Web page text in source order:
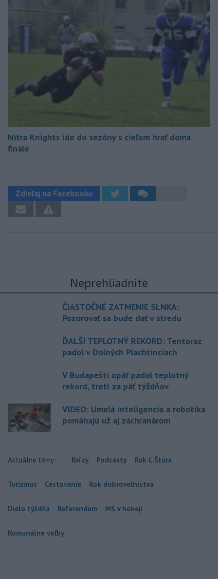
Nitra Knights ide do sezóny s cieľom hrať doma
finále
Zdieľaj na Facebooku
Neprehliadnite
ČIASTOČNÉ ZATMENIE SLNKA:
Pozorovať sa bude dať v stredu
ĎALŠÍ TEPLOTNÝ REKORD: Tentoraz
padol v Dolných Plachtinciach
V Budapešti opäť padol teplotný
rekord, tretí za päť týždňov
VIDEO: Umelá inteligencia a robotika
pomáhajú už aj záchranárom
Aktuálne témy: Kvízy Podcasty Rok Ľ.Štúra
Turizmus Cestovanie Rok dobrovoľníctva
Dielo týždňa Referendum MS v hokeji
Komunálne voľby